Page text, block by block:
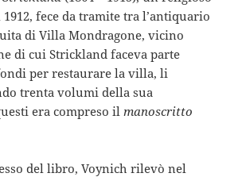
1912, fece da tramite tra l’antiquario
di Villa Mondragone, vicino
di cui Strickland faceva parte
per restaurare la villa, li
trenta volumi della sua
era compreso il manoscritto
del libro, Voynich rilevò nel